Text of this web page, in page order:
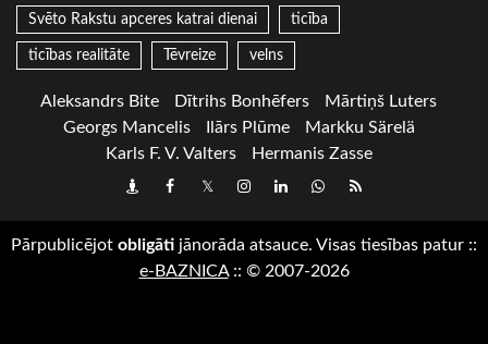
Svēto Rakstu apceres katrai dienai ticība
ticības realitāte Tēvreize velns
Aleksandrs Bite Dītrihs Bonhēfers
Mārtiņš Luters
Georgs Mancelis
Ilārs Plūme
Markku Särelä
Karls F. V. Valters
Hermanis Zasse
DraugiemFacebook
TwitterInstagram
LinkedInwhatsapp
RSS
Pārpublicējot obligāti jānorāda atsauce. Visas tiesības patur ::
e-BAZNICA:: © 2007-2026